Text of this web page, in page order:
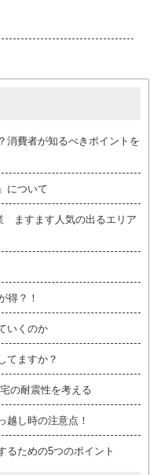
消費者が知るべきポイントを
について
ますます人気の出るエリア
得？！
いくのか
てますか？
の耐震性を考える
し時の注意点！
るための5つのポイント